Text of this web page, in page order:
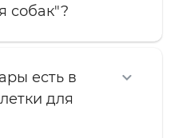
собак"?
есть в
для